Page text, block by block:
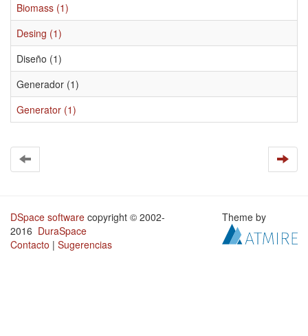
Biomass (1)
Desing (1)
Diseño (1)
Generador (1)
Generator (1)
DSpace software copyright © 2002-
2016 DuraSpace
Contacto | Sugerencias
Theme by